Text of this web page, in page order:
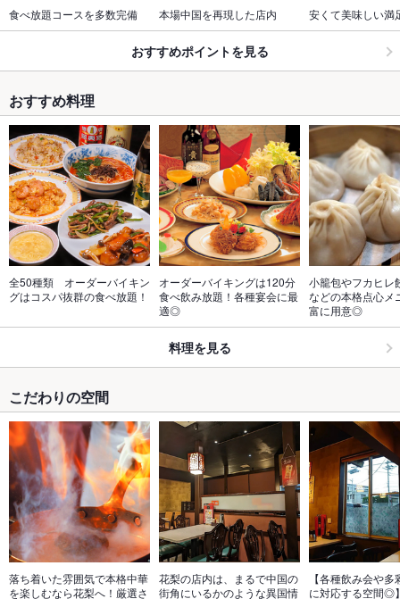
食べ放題コースを多数完備 本場中国を再現した店内 安くて美味しい満
おすすめポイントを見る
おすすめ料理
全50種類　オーダーバイキン
グはコスパ抜群の食べ放題！
オーダーバイキングは120分
食べ飲み放題！各種宴会に最
適◎
小籠包やフカヒレ
などの本格点心メ
富に用意◎
料理を見る
こだわりの空間
落ち着いた雰囲気で本格中華
を楽しむなら花梨へ！厳選さ
花梨の店内は、まるで中国の
街角にいるかのような異国情
【各種飲み会や
に対応する空間◎